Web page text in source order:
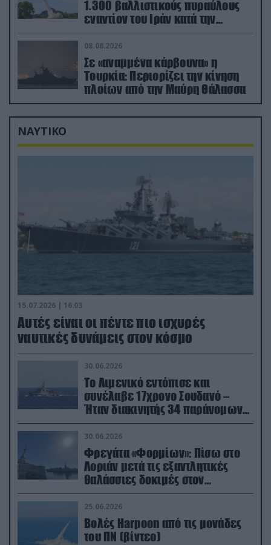
1.300 βαλλιστικούς πυραύλους
εναντίον του Ιράν κατά την
διάρκεια του πολέμου
08.08.2026
Σε «αναμμένα κάρβουνα» η
Τουρκία: Περιορίζει την κίνηση
πλοίων από την Μαύρη Θάλασσα
ΝΑΥΤΙΚΟ
15.07.2026 | 16:03
Aυτές είναι οι πέντε πιο ισχυρές
ναυτικές δυνάμεις στον κόσμο
30.06.2026
Το Λιμενικό εντόπισε και
συνέλαβε 17χρονο Σουδανό –
Ήταν διακινητής 34 παράνομων
μεταναστών
30.06.2026
Φρεγάτα «Φορμίων»: Πίσω στο
Λοριάν μετά τις εξαντλητικές
θαλάσσιες δοκιμές στον
απαιτητικό Βισκαϊκό
25.06.2026
Βολές Harpoon από τις μονάδες
του ΠΝ (βίντεο)